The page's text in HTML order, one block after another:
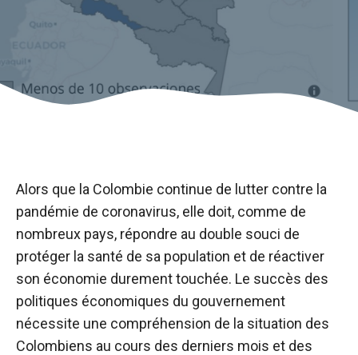
Alors que la Colombie continue de lutter contre la
pandémie de coronavirus, elle doit, comme de
nombreux pays, répondre au double souci de
protéger la santé de sa population et de réactiver
son économie durement touchée. Le succès des
politiques économiques du gouvernement
nécessite une compréhension de la situation des
Colombiens au cours des derniers mois et des